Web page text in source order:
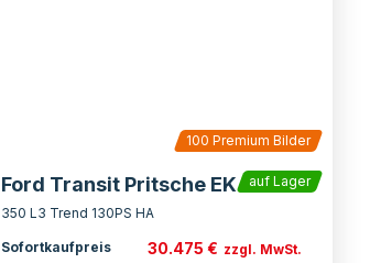
100 Premium Bilder
Ford Transit Pritsche EK
auf Lager
350 L3 Trend 130PS HA
Sofortkaufpreis 30.475 € zzgl. MwSt.